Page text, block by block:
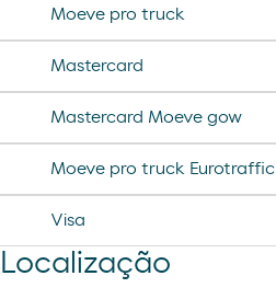
Moeve pro truck
Mastercard
Mastercard Moeve gow
Moeve pro truck Eurotraffic
Visa
Localização